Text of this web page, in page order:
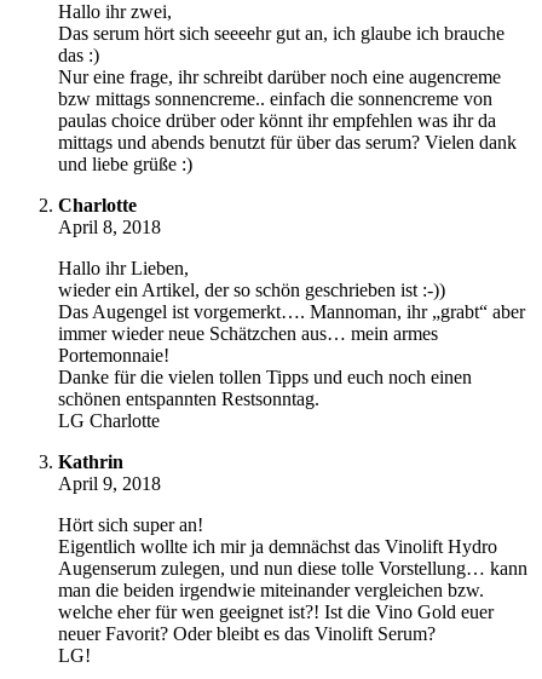
Hallo ihr zwei,
Das serum hört sich seeeehr gut an, ich glaube ich brauche
das :)
Nur eine frage, ihr schreibt darüber noch eine augencreme
bzw mittags sonnencreme.. einfach die sonnencreme von
paulas choice drüber oder könnt ihr empfehlen was ihr da
mittags und abends benutzt für über das serum? Vielen dank
und liebe grüße :)
Charlotte
April 8, 2018
Hallo ihr Lieben,
wieder ein Artikel, der so schön geschrieben ist :-))
Das Augengel ist vorgemerkt…. Mannoman, ihr „grabt“ aber
immer wieder neue Schätzchen aus… mein armes
Portemonnaie!
Danke für die vielen tollen Tipps und euch noch einen
schönen entspannten Restsonntag.
LG Charlotte
Kathrin
April 9, 2018
Hört sich super an!
Eigentlich wollte ich mir ja demnächst das Vinolift Hydro
Augenserum zulegen, und nun diese tolle Vorstellung… kann
man die beiden irgendwie miteinander vergleichen bzw.
welche eher für wen geeignet ist?! Ist die Vino Gold euer
neuer Favorit? Oder bleibt es das Vinolift Serum?
LG!